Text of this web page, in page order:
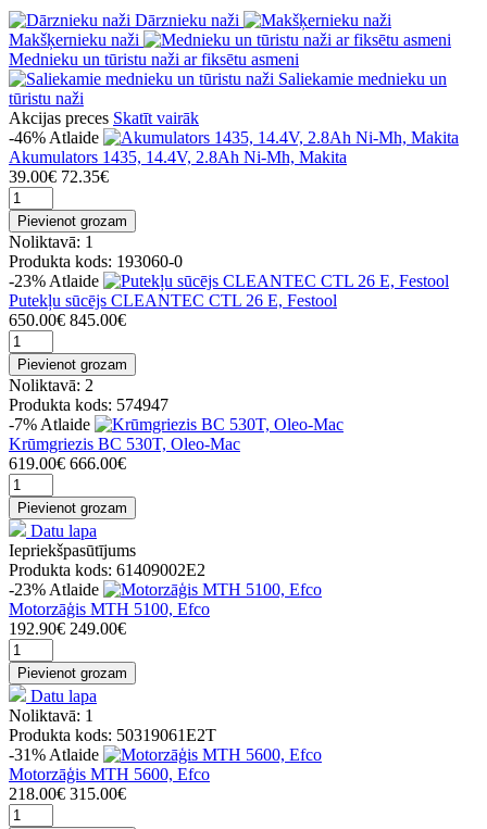
Dārznieku naži
Makšķernieku naži
Mednieku un tūristu naži ar fiksētu asmeni
Saliekamie mednieku un
tūristu naži
Akcijas preces Skatīt vairāk
-46% Atlaide
Akumulators 1435, 14.4V, 2.8Ah Ni-Mh, Makita
39.00€ 72.35€
Pievienot grozam
Noliktavā: 1
Produkta kods: 193060-0
-23% Atlaide
Putekļu sūcējs CLEANTEC CTL 26 E, Festool
650.00€ 845.00€
Pievienot grozam
Noliktavā: 2
Produkta kods: 574947
-7% Atlaide
Krūmgriezis BC 530T, Oleo-Mac
619.00€ 666.00€
Pievienot grozam
Datu lapa
Iepriekšpasūtījums
Produkta kods: 61409002E2
-23% Atlaide
Motorzāģis MTH 5100, Efco
192.90€ 249.00€
Pievienot grozam
Datu lapa
Noliktavā: 1
Produkta kods: 50319061E2T
-31% Atlaide
Motorzāģis MTH 5600, Efco
218.00€ 315.00€